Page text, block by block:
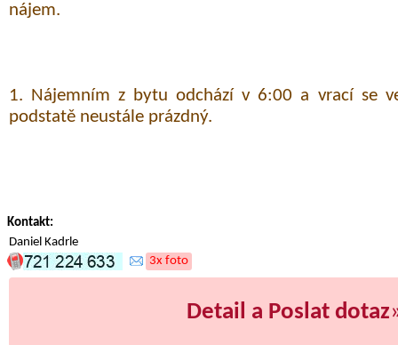
nájem.
1. Nájemním z bytu odchází v 6:00 a vrací se
podstatě neustále prázdný.
Kontakt:
Daniel Kadrle
3x foto
Detail a Poslat dotaz